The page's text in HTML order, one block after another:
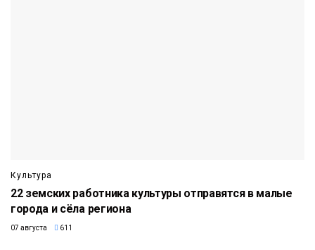
Культура
22 земских работника культуры отправятся в малые
города и сёла региона
07 августа 611